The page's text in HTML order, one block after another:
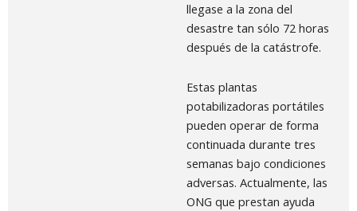
llegase a la zona del
desastre tan sólo 72 horas
después de la catástrofe.
Estas plantas
potabilizadoras portátiles
pueden operar de forma
continuada durante tres
semanas bajo condiciones
adversas. Actualmente, las
ONG que prestan ayuda